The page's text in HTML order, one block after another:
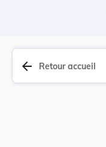
arrow_back Retour accueil